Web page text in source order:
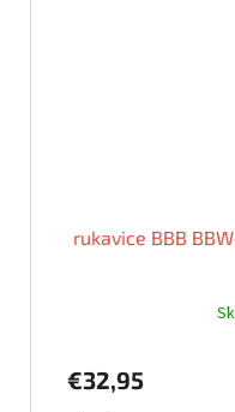
rukavice BBB
€32,95